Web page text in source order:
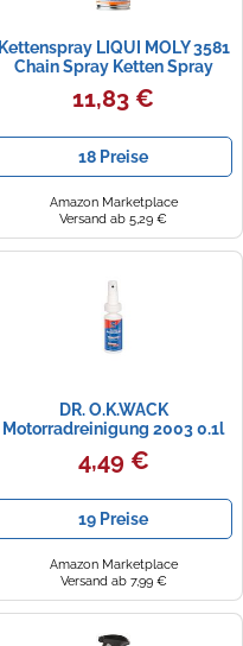
Kettenspray LIQUI MOLY 3581
Chain Spray Ketten Spray
Schmierung 200 ml
11,83 €
18 Preise
Amazon Marketplace
Versand ab 5,29 €
DR. O.K.WACK
Motorradreinigung 2003 0.1l
4,49 €
19 Preise
Amazon Marketplace
Versand ab 7,99 €